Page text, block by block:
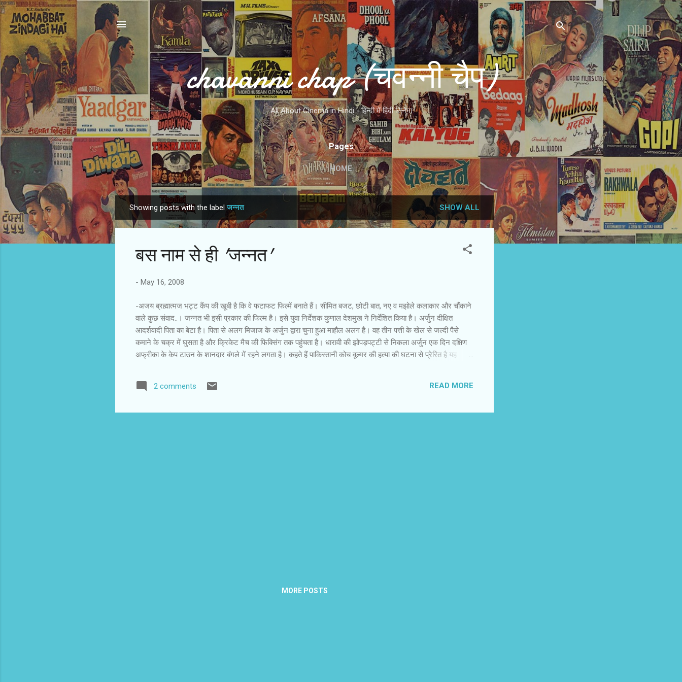
Skip to main content
chavanni chap (चवन्नी चैप)
All About Cinema in Hindi - हिन्दी में हिंदी सिनेमा
Pages
HOME
o
Showing posts with the label जन्नत SHOW ALL
बस नाम से ही 'जन्नत'
- May 16, 2008
-अजय ब्रह्मात्मज भट्ट कैंप की खूबी है कि वे फटाफट फिल्में बनाते हैं। सीमित बजट, छोटी बात, नए व मझोले कलाकार और चौंकाने
वाले कुछ संवाद..। जन्नत भी इसी प्रकार की फिल्म है। इसे युवा निर्देशक कुणाल देशमुख ने निर्देशित किया है। अर्जुन दीक्षित
आदर्शवादी पिता का बेटा है। पिता से अलग मिजाज के अर्जुन द्वारा चुना हुआ माहौल अलग है। वह तीन पत्ती के खेल से जल्दी पैसे
कमाने के चक्र में घुसता है और क्रिकेट मैच की फिक्सिंग तक पहुंचता है। धारावी की झोपड़पट्टी से निकला अर्जुन एक दिन दक्षिण
अफ्रीका के केप टाउन के शानदार बंगले में रहने लगता है। कहते हैं पाकिस्तानी कोच वूल्मर की हत्या की घटना से प्रेरित है यह
उनकी फिल्मों की विशेषता बन गयी है। जन्नत में अर्जुन और जोया के बीच भी ऐसा ही संबंध है। जन्नत की कहानी दो स्तरों पर चलती
2 comments READ MORE
MORE POSTS